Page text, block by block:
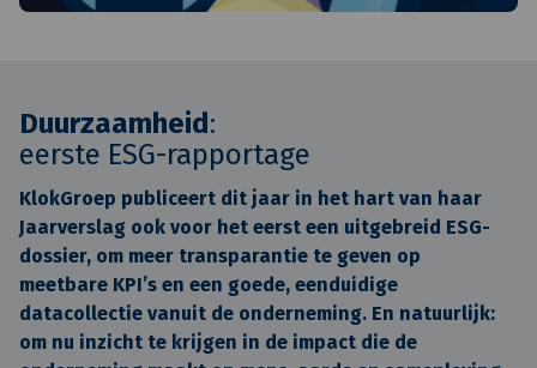
Duurzaamheid:
eerste ESG-rapportage
KlokGroep publiceert dit jaar in het hart van haar
Jaarverslag ook voor het eerst een uitgebreid ESG-
dossier, om meer transparantie te geven op
meetbare KPI’s en een goede, eenduidige
datacollectie vanuit de onderneming. En natuurlijk:
om nu inzicht te krijgen in de impact die de